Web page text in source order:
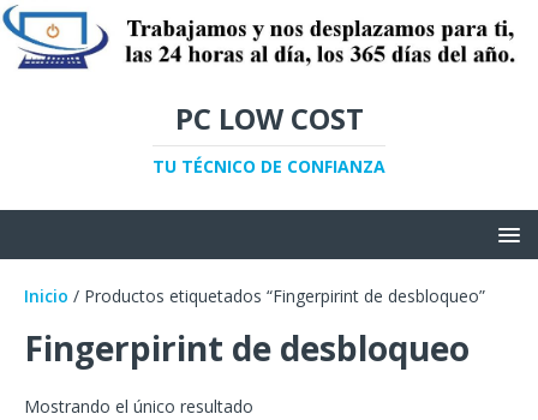
PC LOW COST
TU TÉCNICO DE CONFIANZA
Inicio / Productos etiquetados “Fingerpirint de desbloqueo”
Fingerpirint de desbloqueo
Mostrando el único resultado